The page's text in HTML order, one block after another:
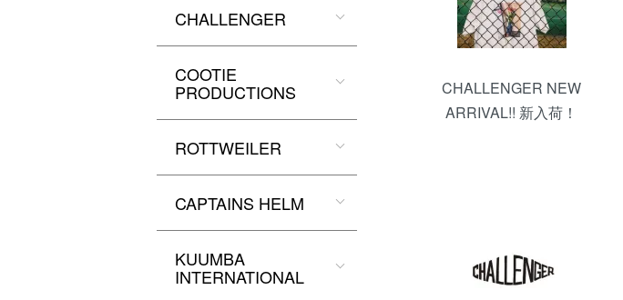
CHALLENGER NEW
ARRIVAL!! 新入荷！
CHALLENGER
COOTIE
PRODUCTIONS
ROTTWEILER
CAPTAINS HELM
KUUMBA
INTERNATIONAL